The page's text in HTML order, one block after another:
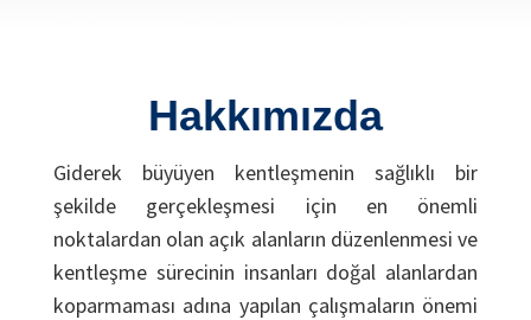
Hakkımızda
Giderek büyüyen kentleşmenin sağlıklı bir
şekilde gerçekleşmesi için en önemli
noktalardan olan açık alanların düzenlenmesi ve
kentleşme sürecinin insanları doğal alanlardan
koparmaması adına yapılan çalışmaların önemi